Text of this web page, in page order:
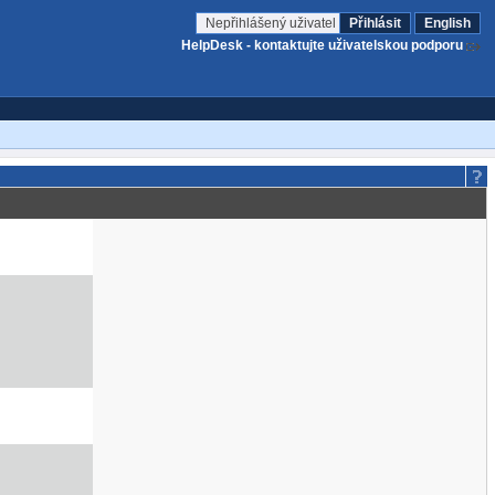
Nepřihlášený uživatel Přihlásit
English
HelpDesk - kontaktujte uživatelskou podporu